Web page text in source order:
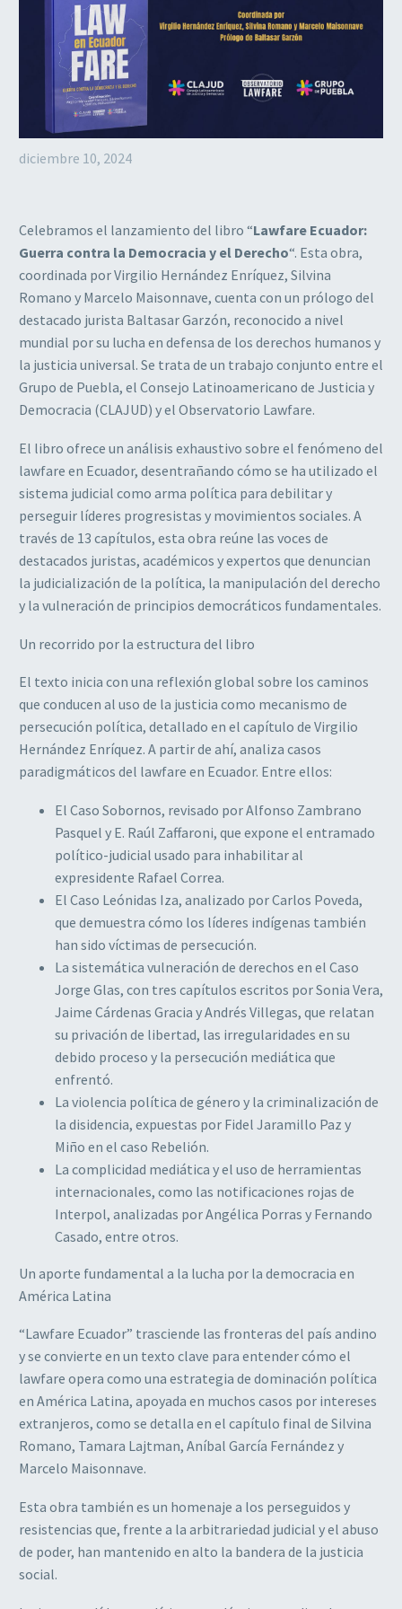
diciembre 10, 2024
Celebramos el lanzamiento del libro “Lawfare Ecuador:
Guerra contra la Democracia y el Derecho“. Esta obra,
coordinada por Virgilio Hernández Enríquez, Silvina
Romano y Marcelo Maisonnave, cuenta con un prólogo del
destacado jurista Baltasar Garzón, reconocido a nivel
mundial por su lucha en defensa de los derechos humanos y
la justicia universal. Se trata de un trabajo conjunto entre el
Grupo de Puebla, el Consejo Latinoamericano de Justicia y
Democracia (CLAJUD) y el Observatorio Lawfare.
El libro ofrece un análisis exhaustivo sobre el fenómeno del
lawfare en Ecuador, desentrañando cómo se ha utilizado el
sistema judicial como arma política para debilitar y
perseguir líderes progresistas y movimientos sociales. A
través de 13 capítulos, esta obra reúne las voces de
destacados juristas, académicos y expertos que denuncian
la judicialización de la política, la manipulación del derecho
y la vulneración de principios democráticos fundamentales.
Un recorrido por la estructura del libro
El texto inicia con una reflexión global sobre los caminos
que conducen al uso de la justicia como mecanismo de
persecución política, detallado en el capítulo de Virgilio
Hernández Enríquez. A partir de ahí, analiza casos
paradigmáticos del lawfare en Ecuador. Entre ellos:
El Caso Sobornos, revisado por Alfonso Zambrano
Pasquel y E. Raúl Zaffaroni, que expone el entramado
político-judicial usado para inhabilitar al
expresidente Rafael Correa.
El Caso Leónidas Iza, analizado por Carlos Poveda,
que demuestra cómo los líderes indígenas también
han sido víctimas de persecución.
La sistemática vulneración de derechos en el Caso
Jorge Glas, con tres capítulos escritos por Sonia Vera,
Jaime Cárdenas Gracia y Andrés Villegas, que relatan
su privación de libertad, las irregularidades en su
debido proceso y la persecución mediática que
enfrentó.
La violencia política de género y la criminalización de
la disidencia, expuestas por Fidel Jaramillo Paz y
Miño en el caso Rebelión.
La complicidad mediática y el uso de herramientas
internacionales, como las notificaciones rojas de
Interpol, analizadas por Angélica Porras y Fernando
Casado, entre otros.
Un aporte fundamental a la lucha por la democracia en
América Latina
“Lawfare Ecuador” trasciende las fronteras del país andino
y se convierte en un texto clave para entender cómo el
lawfare opera como una estrategia de dominación política
en América Latina, apoyada en muchos casos por intereses
extranjeros, como se detalla en el capítulo final de Silvina
Romano, Tamara Lajtman, Aníbal García Fernández y
Marcelo Maisonnave.
Esta obra también es un homenaje a los perseguidos y
resistencias que, frente a la arbitrariedad judicial y el abuso
de poder, han mantenido en alto la bandera de la justicia
social.